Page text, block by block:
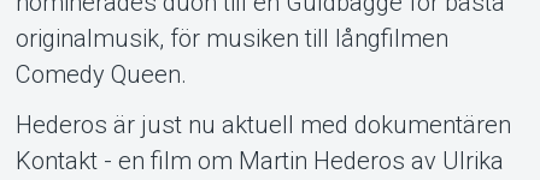
originalmusik, för musiken till långfilmen
Comedy Queen.
Hederos är just nu aktuell med dokumentären
Kontakt - en film om Martin Hederos av Ulrika